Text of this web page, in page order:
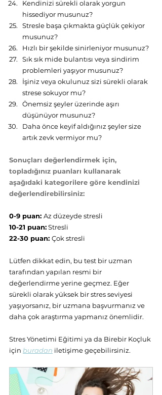
Kendinizi sürekli olarak yorgun
hissediyor musunuz?
Stresle başa çıkmakta güçlük çekiyor
musunuz?
Hızlı bir şekilde sinirleniyor musunuz?
Sık sık mide bulantısı veya sindirim
problemleri yaşıyor musunuz?
İşiniz veya okulunuz sizi sürekli olarak
strese sokuyor mu?
Önemsiz şeyler üzerinde aşırı
düşünüyor musunuz?
Daha önce keyif aldığınız şeyler size
artık zevk vermiyor mu?
Sonuçları değerlendirmek için,
topladığınız puanları kullanarak
aşağıdaki kategorilere göre kendinizi
değerlendirebilirsiniz:
0-9 puan: Az düzeyde stresli
10-21 puan: Stresli
22-30 puan: Çok stresli
Lütfen dikkat edin, bu test bir uzman
tarafından yapılan resmi bir
değerlendirme yerine geçmez. Eğer
sürekli olarak yüksek bir stres seviyesi
yaşıyorsanız, bir uzmana başvurmanız ve
daha çok araştırma yapmanız önemlidir.
Stres Yönetimi Eğitimi ya da Birebir Koçluk
için buradan iletişime geçebilirsiniz.